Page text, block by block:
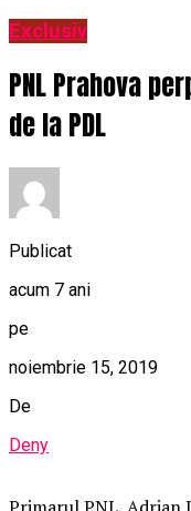
Exclusiv
PNL Prahova
de la PDL
Publicat
acum 7 ani
pe
noiembrie 15, 2019
De
Deny